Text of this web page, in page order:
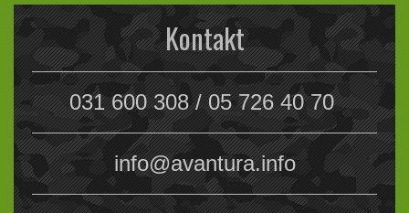
Kontakt
031 600 308 / 05 726 40 70
info@avantura.info